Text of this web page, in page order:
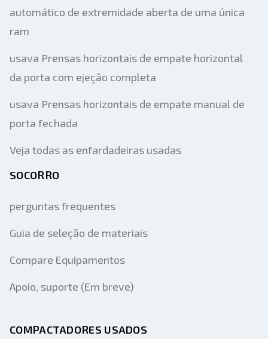
automático de extremidade aberta de uma única
ram
usava Prensas horizontais de empate horizontal
da porta com ejeção completa
usava Prensas horizontais de empate manual de
porta fechada
Veja todas as enfardadeiras usadas
SOCORRO
perguntas frequentes
Guia de seleção de materiais
Compare Equipamentos
Apoio, suporte (Em breve)
COMPACTADORES USADOS